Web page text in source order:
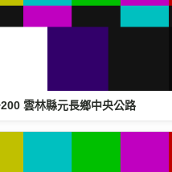
雲林縣元長鄉中央公路